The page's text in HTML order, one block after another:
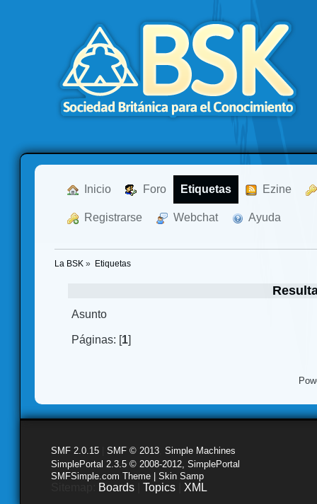
Inicio Foro Etiquetas Ezine
Registrarse Webchat Ayuda
La BSK » Etiquetas
Asunto
Páginas: [1]
SMF 2.0.15 SMF © 2013 Simple Machines
SimplePortal 2.3.5 © 2008-2012, SimplePortal
SMFSimple.com Theme | Skin Samp
Boards Topics XML